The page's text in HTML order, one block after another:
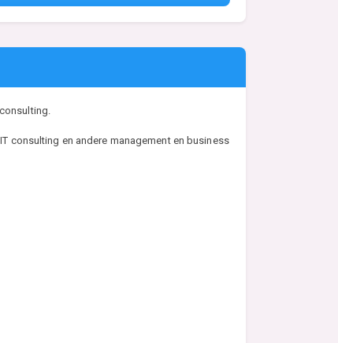
consulting en andere management en business